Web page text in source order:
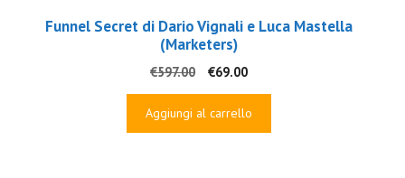
Funnel Secret di Dario Vignali e Luca Mastella
(Marketers)
€597.00
Il
prezzo
originale
€69.00Il
prezzo
attuale
Aggiungi al carrello